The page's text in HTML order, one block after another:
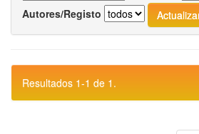
Autores/Registo
Resultados 1-1 de 1.